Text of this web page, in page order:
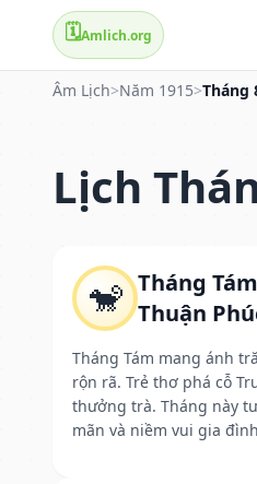
🗓️Amlich.org
Âm Lịch>Năm 1915>Tháng
Lịch
🐒 Tháng
Thuận
Tháng Tám mang ánh
rộn rã. Trẻ thơ phá cỗ
thưởng trà. Tháng này
mãn và niềm vui gia